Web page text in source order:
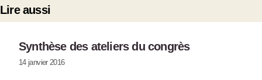
Lire aussi
Synthèse des ateliers du congrès
14 janvier 2016